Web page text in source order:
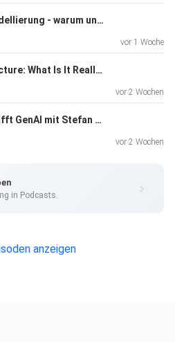
Softwareentwicklung" mit
Engineering by Laurent
Kollaborative Modellierung - warum und wie funktioniert Event Storming in der Praxis
vor 1 Woche
Software Architecture: What Is It Really About? A Discussion with James Coplien
vor 2 Wochen
Docs-as-Code trifft GenAI mit Stefan Zörner
vor 2 Wochen
in Podcasts.
anzeigen